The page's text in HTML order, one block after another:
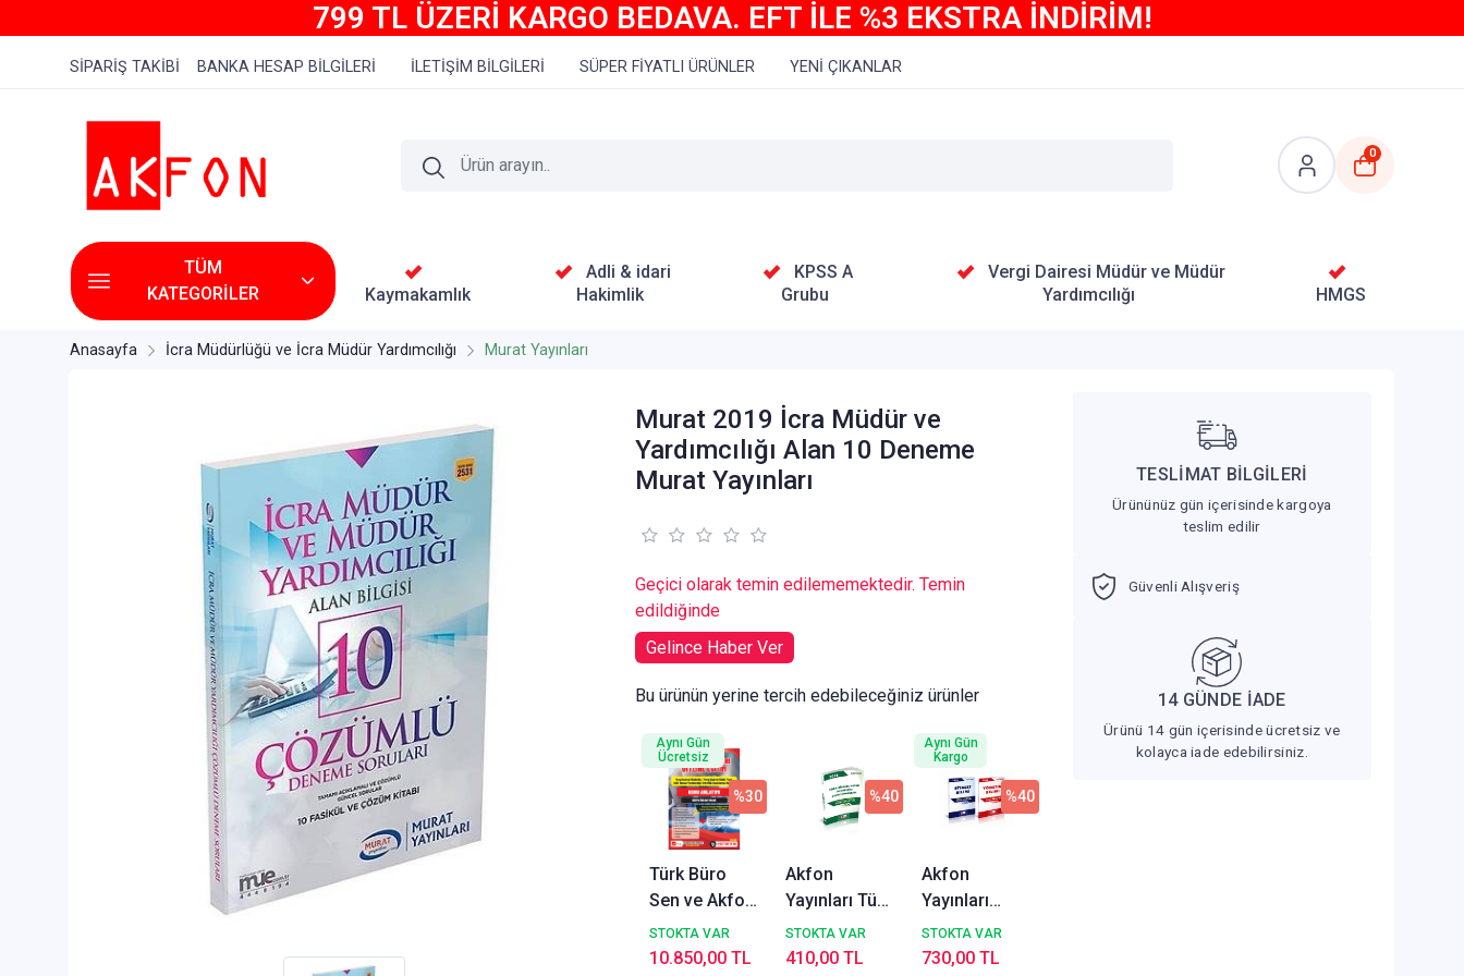
799 TL ÜZERİ KARGO BEDAVA. EFT İLE %3 EKSTRA İNDİRİM!
SİPARİŞ TAKİBİ BANKA HESAP BİLGİLERİ İLETİŞİM BİLGİLERİ SÜPER FİYATLI ÜRÜNLER YENİ ÇIKANLAR
0
TÜM
KATEGORİLER
Kaymakamlık
Adli & idari
Hakimlik
KPSS A
Grubu
Vergi Dairesi Müdür ve Müdür
Yardımcılığı
HMGS
Anasayfa İcra Müdürlüğü ve İcra Müdür Yardımcılığı Murat Yayınları
Murat 2019 İcra Müdür ve
Yardımcılığı Alan 10 Deneme
Murat Yayınları
Geçici olarak temin edilememektedir. Temin
edildiğinde
Gelince Haber Ver
Bu ürünün yerine tercih edebileceğiniz ürünler
Türk Büro
Sen ve Akfon
Kitap
İşbirliğiyle
STOKTA VAR
%30
10.850,00 TL
Aynı Gün
Ücretsiz
Akfon
Yayınları Türk
Siyasal
Hayatı
STOKTA VAR
%40
410,00 TL
Akfon
Yayınları
Siyaset Bilimi
ve Yönetim
STOKTA VAR
%40
730,00 TL
Aynı Gün
Kargo
TESLİMAT BİLGİLERİ
Ürününüz gün içerisinde kargoya
teslim edilir
Güvenli Alışveriş
14 GÜNDE İADE
Ürünü 14 gün içerisinde ücretsiz ve
kolayca iade edebilirsiniz.